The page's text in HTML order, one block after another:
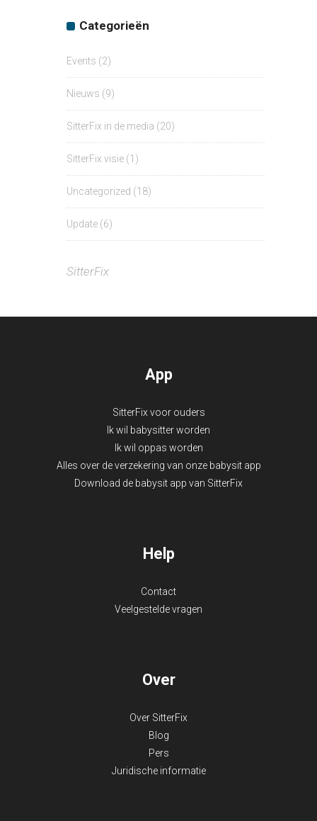
Categorieën
Events (2)
Nieuws (9)
SitterFix in de media (20)
SitterFix visie (1)
Uncategorized (18)
Update (6)
SitterFix
App
SitterFix voor ouders
Ik wil babysitter worden
Ik wil oppas worden
Alles over de verzekering van onze babysit app
Download de babysit app van SitterFix
Help
Contact
Veelgestelde vragen
Over
Over SitterFix
Blog
Pers
Juridische informatie